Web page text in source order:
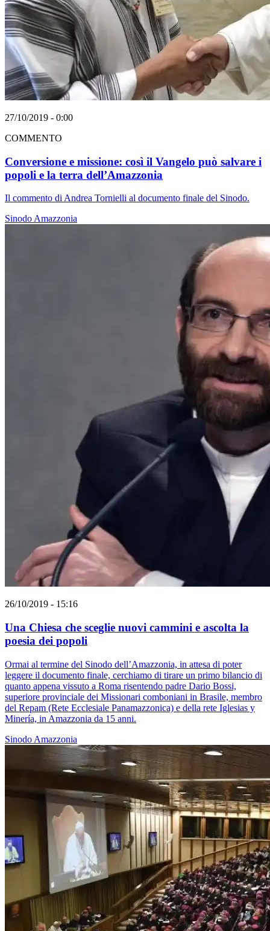
27/10/2019 - 0:00
COMMENTO
Conversione e missione: così il Vangelo può salvare i
popoli e la terra dell’Amazzonia
Il commento di Andrea Tornielli al documento finale del Sinodo.
Sinodo Amazzonia
26/10/2019 - 15:16
Una Chiesa che sceglie nuovi cammini e ascolta la
poesia dei popoli
Ormai al termine del Sinodo dell’Amazzonia, in attesa di poter
leggere il documento finale, cerchiamo di tirare un primo bilancio di
quanto appena vissuto a Roma risentendo padre Dario Bossi,
superiore provinciale dei Missionari comboniani in Brasile, membro
del Repam (Rete Ecclesiale Panamazzonica) e della rete Iglesias y
Minería, in Amazzonia da 15 anni.
Sinodo Amazzonia